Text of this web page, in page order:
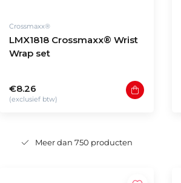
Crossmaxx®
LMX1818 Crossmaxx® Wrist
Wrap set
€8.26
(exclusief btw)
Meer dan 750 producten